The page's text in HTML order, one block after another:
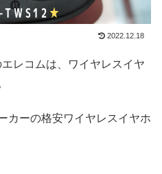
2022.12.18
レコムは、ワイヤレスイヤ
カーの格安ワイヤレスイヤホ